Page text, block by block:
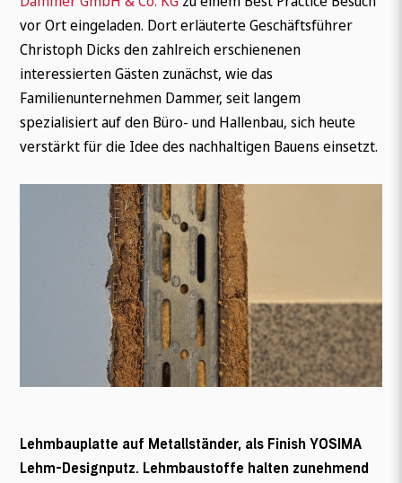
vor Ort eingeladen. Dort erläuterte Geschäftsführer
Christoph Dicks den zahlreich erschienenen
interessierten Gästen zunächst, wie das
Familienunternehmen Dammer, seit langem
spezialisiert auf den Büro- und Hallenbau, sich heute
verstärkt für die Idee des nachhaltigen Bauens einsetzt.
Lehmbauplatte auf Metallständer, als Finish YOSIMA
Lehm-Designputz. Lehmbaustoffe halten zunehmend